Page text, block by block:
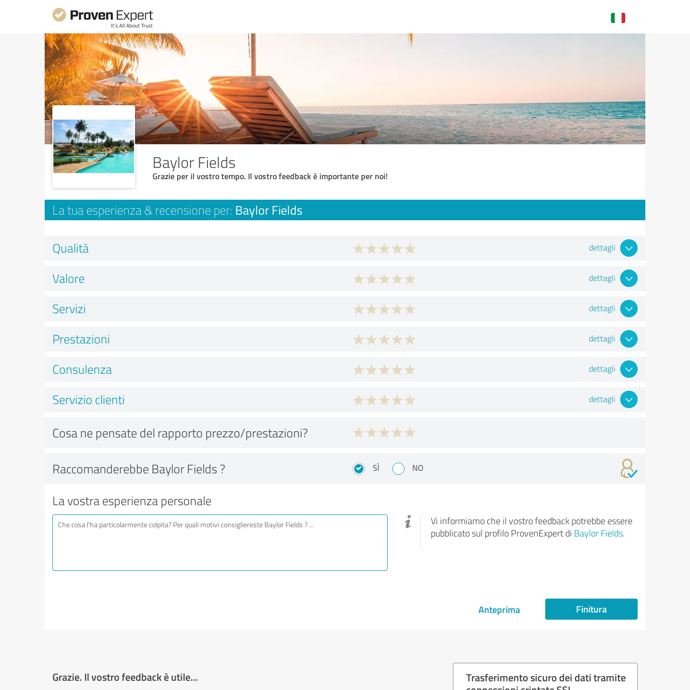
Baylor Fields
Grazie per il vostro tempo. Il vostro feedback è importante per noi!
La tua esperienza & recensione per: Baylor Fields
Qualità dettagli
Valore dettagli
Servizi dettagli
Prestazioni dettagli
Consulenza dettagli
Servizio clienti dettagli
Cosa ne pensate del rapporto prezzo/prestazioni?
Raccomanderebbe Baylor Fields ? SÌ NO
La vostra esperienza personale
Vi informiamo che il vostro feedback potrebbe essere
pubblicato sul profilo ProvenExpert di Baylor Fields.
Anteprima Finitura
Grazie. Il vostro feedback è utile...
Trasferimento sicuro dei dati tramite